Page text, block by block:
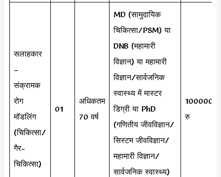
सलाहकार
–
संक्रामक
रोग
मॉडलिंग
(चिकित्सा/
गैर-
चिकित्सा)
01
अधिकतम
70 वर्ष
MD (सामुदायिक
चिकित्सा/PSM) या
DNB (महामारी
विज्ञान) या महामारी
विज्ञान/सार्वजनिक
स्वास्थ्य में मास्टर
डिग्री या PhD
(गणितीय जीवविज्ञान/
सिस्टम जीवविज्ञान/
महामारी विज्ञान/
सार्वजनिक स्वास्थ्य)
100000
रु